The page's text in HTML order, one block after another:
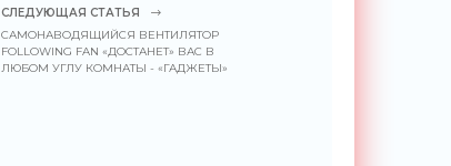
СЛЕДУЮЩАЯ СТАТЬЯ
САМОНАВОДЯЩИЙСЯ ВЕНТИЛЯТОР
FOLLOWING FAN «ДОСТАНЕТ» ВАС В
ЛЮБОМ УГЛУ КОМНАТЫ - «ГАДЖЕТЫ»